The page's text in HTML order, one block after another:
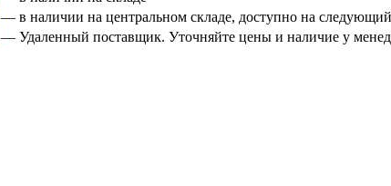
— в наличии на центральном складе, доступно на
— Удаленный поставщик. Уточняйте цены и наличие у
Все новости